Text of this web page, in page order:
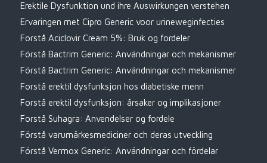
Erektile Dysfunktion und ihre Auswirkungen verstehen
Ervaringen met Cipro Generic voor urineweginfecties
Forstå Aciclovir Cream 5%: Bruk og fordeler
Förstå Bactrim Generic: Användningar och mekanismer
Förstå Bactrim Generic: Användningar och mekanismer
Forstå erektil dysfunksjon hos diabetiske menn
Forstå erektil dysfunksjon: årsaker og implikasjoner
Forstå Suhagra: Anvendelser og fordele
Förstå varumärkesmediciner och deras utveckling
Förstå Vermox Generic: Användningar och fördelar